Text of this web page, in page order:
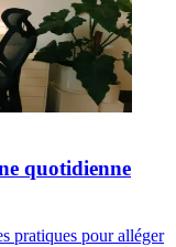
quotidienne
pratiques pour alléger